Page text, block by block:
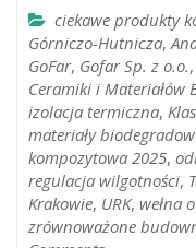
ciekawe produkty
Górniczo-Hutnicza,
GoFar, Gofar Sp. z o.o.,
Ceramiki i Materiałów
izolacja termiczna,
materiały
kompozytowa 2025,
regulacja wilgotności,
Krakowie, URK, wełna
zrównoważone